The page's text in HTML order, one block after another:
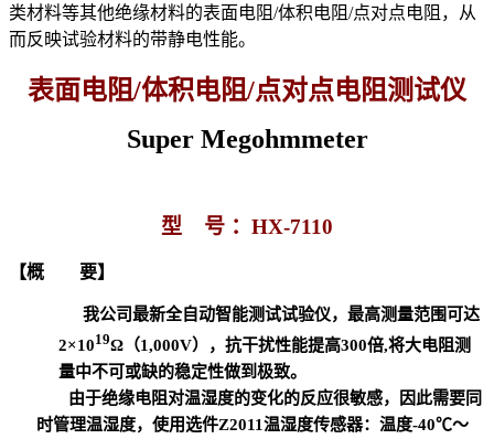
类材料等其他绝缘材料的表面电阻/体积电阻/点对点电阻，从
而反映试验材料的带静电性能。
表面电阻/体积电阻/点对点电阻测试仪
Super Megohmmeter
型 号 ：HX-7110
【概 要】
我公司最新全自动智能测试试验仪，最高测量范围可达
2×1019Ω （1,000V），抗干扰性能提高300倍,将大电阻测
量中不可或缺的稳定性做到极致。
由于绝缘电阻对温湿度的变化的反应很敏感，因此需要同
时管理温湿度，使用选件Z2011温湿度传感器：温度-40℃～